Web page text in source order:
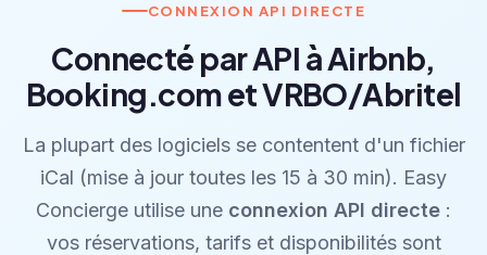
CONNEXION API DIRECTE
Connecté par API à Airbnb,
Booking.com et VRBO/Abritel
La plupart des logiciels se contentent d'un fichier
iCal (mise à jour toutes les 15 à 30 min). Easy
Concierge utilise une connexion API directe :
vos réservations, tarifs et disponibilités sont